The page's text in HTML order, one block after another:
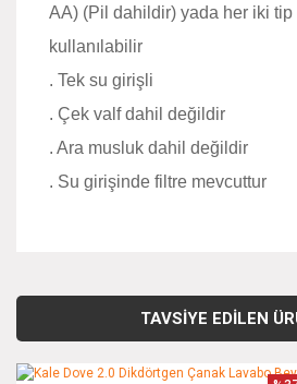
AA) (Pil dahildir) yada her iki
kullanılabilir
. Tek su girişli
. Çek valf dahil değildir
. Ara musluk dahil değildir
. Su girişinde filtre mevcuttur
kullanarak tarafımıza iletebilirsiniz.
TAVSİYE EDİLEN